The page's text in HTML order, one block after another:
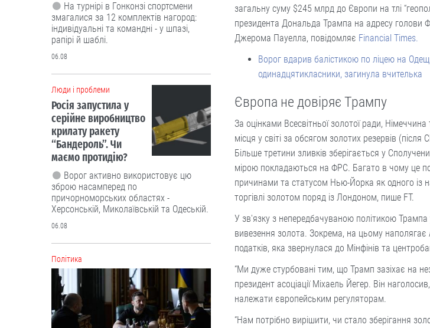
загальну суму $245 млрд до Європи на тлі
президента Дональда Трампа на адресу голови
Джерома Пауелла, повідомляє Financial Times.
Ворог вдарив балістикою по ліцею на
одинадцятикласники, загинула вчителька
Європа не довіряє Трампу
За оцінками Всесвітньої золотої ради,
місця у світі за обсягом золотих резервів
Більше третини зливків зберігається у
мірою покладаються на ФРС. Багато в чому це
причинами та статусом Нью-Йорка як одного із
торгівлі золотом поряд із Лондоном, пише FT.
У зв'язку з непередбачуваною політикою
вивезення золота. Зокрема, на цьому наполягає
податків, яка звернулася до Мінфінів та
“Ми дуже стурбовані тим, що Трамп зазіхає на
президент асоціації Міхаель Йегер. Він
належати європейським регуляторам.
“Нам потрібно вирішити, чи стало зберігання
На турнірі в Гонконзі спортсмени
змагалися за 12 комплектів нагород:
індивідуальні та командні - у шпазі,
рапірі й шаблі.
06.08
Люди і проблеми
Росія запустила у
серійне виробництво
крилату ракету
“Бандероль”. Чи
маємо протидію?
Ворог активно використовує цю
зброю насамперед по
причорноморських областях -
Херсонській, Миколаївській та Одеській.
06.08
Політика